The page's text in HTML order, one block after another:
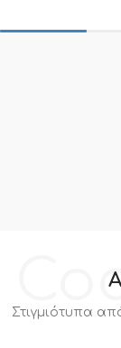
Στιγμιότυπα